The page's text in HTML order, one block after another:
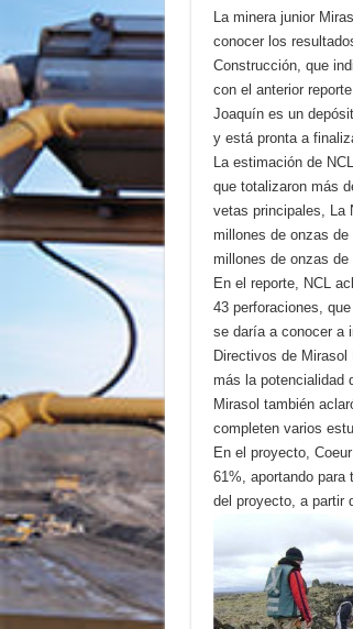
La minera junior
conocer los
Construcción, que
con el anterior
Joaquín es un
y está pronta a
La estimación de
que totalizaron más
vetas principales, La
millones de onzas
millones de onzas
En el reporte, NCL
43 perforaciones,
se daría a conocer a
Directivos de Mirasol
más la potencialidad
Mirasol también
completen varios
En el proyecto,
61%, aportando para
del proyecto, a partir